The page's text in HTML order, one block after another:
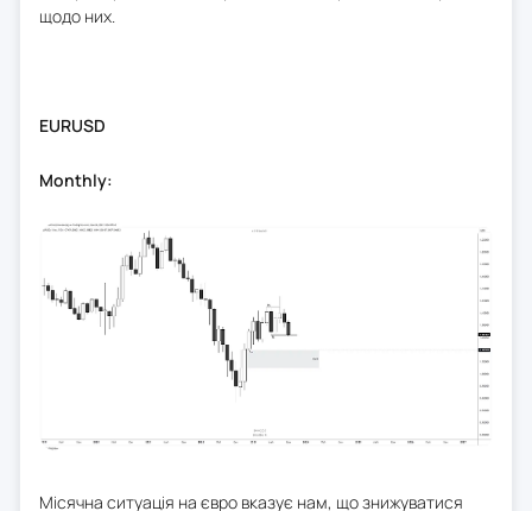
щодо них.
EURUSD
Monthly:
Місячна ситуація на євро вказує нам, що знижуватися